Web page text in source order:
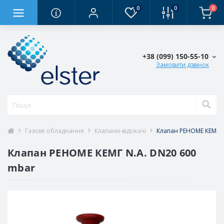
0 0 0
+38 (0‎99) 150-55-10
Замовити дзвінок
Газове обладнання Клапани-відсікачі Клапан РЕНОМЕ КЕМГ
Клапан РЕНОМЕ КЕМГ N.A. DN20 600
mbar